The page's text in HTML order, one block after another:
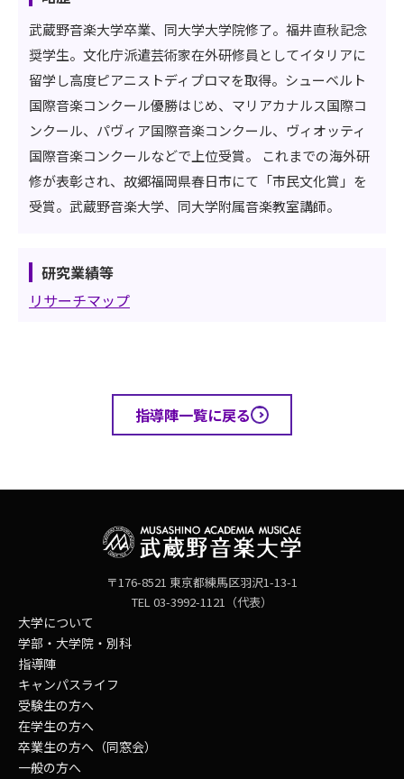
武蔵野音楽大学卒業、同大学大学院修了。福井直秋記念
奨学生。文化庁派遣芸術家在外研修員としてイタリアに
留学し高度ピアニストディプロマを取得。シューベルト
国際音楽コンクール優勝はじめ、マリアカナルス国際コ
ンクール、パヴィア国際音楽コンクール、ヴィオッティ
国際音楽コンクールなどで上位受賞。 これまでの海外研
修が表彰され、故郷福岡県春日市にて「市民文化賞」を
受賞。武蔵野音楽大学、同大学附属音楽教室講師。
研究業績等
リサーチマップ
指導陣一覧に戻る
〒176-8521 東京都練馬区羽沢1-13-1
TEL 03-3992-1121（代表）
大学について
学部・大学院・別科
指導陣
キャンパスライフ
受験生の方へ
在学生の方へ
卒業生の方へ（同窓会）
一般の方へ